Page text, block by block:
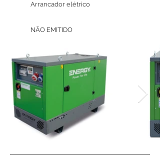
Arrancador elétrico
NÃO EMITIDO